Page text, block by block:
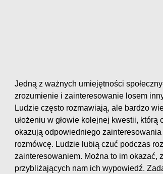
Jedną z ważnych umiejętności
zrozumienie i zainteresowanie losem
Ludzie często rozmawiają, ale bardzo
ułożeniu w głowie kolejnej kwestii,
okazują odpowiedniego
rozmówcę. Ludzie lubią czuć podczas
zainteresowaniem. Można to im okazać,
przybliżających nam ich wypowiedź.